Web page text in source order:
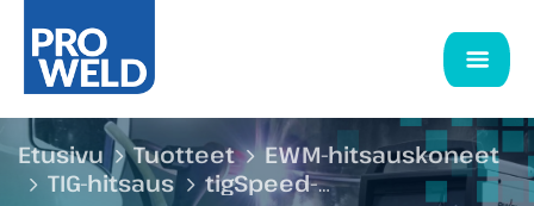
Etusivu Tuotteet
EWM-hitsauskoneet
TIG-hitsaus
tigSpeed-